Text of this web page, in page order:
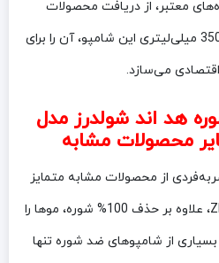
معتبر، از دریافت محصولات
تقلبی جلوگیری می‌کند. حجم 350 میلی‌لیتری این شامپو، آن را برای
می‌سازد.
هد اند شولدرز مدل
از محصولات مشابه متمایز
است. فرمول حجم‌دهنده با ZPT، علاوه بر حذف 100% شوره، موها را
از شامپوهای ضد شوره تنها